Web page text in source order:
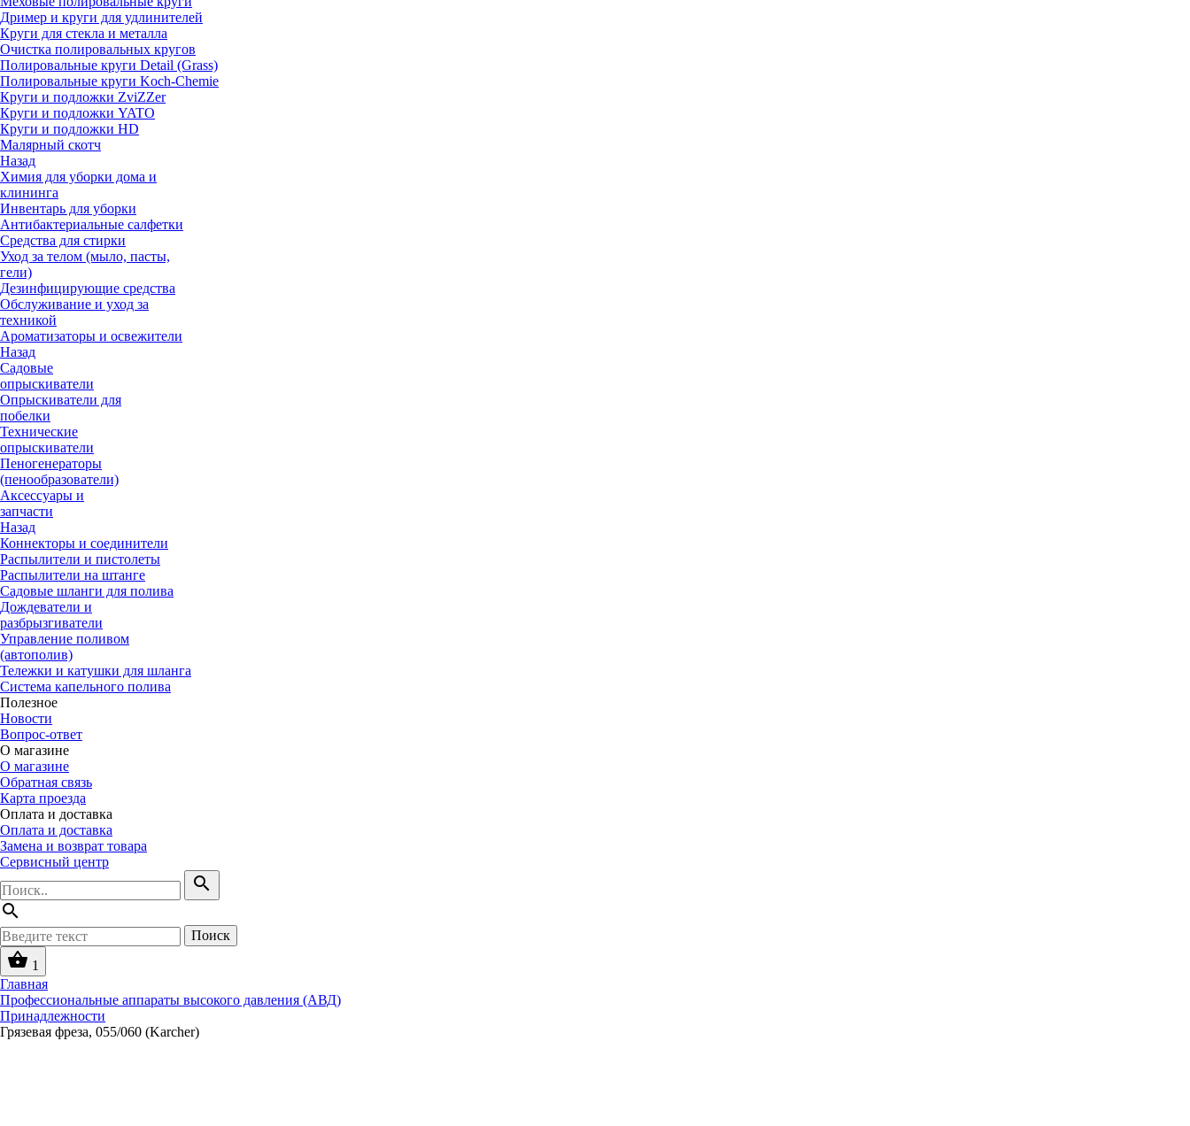
Дример и круги для удлинителей
Круги для стекла и металла
Очистка полировальных кругов
Полировальные круги Detail (Grass)
Полировальные круги Koch-Chemie
Круги и подложки ZviZZer
Круги и подложки YATO
Круги и подложки HD
Малярный скотч
Назад
Химия для уборки дома и
клининга
Инвентарь для уборки
Антибактериальные салфетки
Средства для стирки
Уход за телом (мыло, пасты,
гели)
Дезинфицирующие средства
Обслуживание и уход за
техникой
Ароматизаторы и освежители
Назад
Садовые
опрыскиватели
Опрыскиватели для
побелки
Технические
опрыскиватели
Пеногенераторы
(пенообразователи)
Аксессуары и
запчасти
Назад
Коннекторы и соединители
Распылители и пистолеты
Распылители на штанге
Садовые шланги для полива
Дождеватели и
разбрызгиватели
Управление поливом
(автополив)
Тележки и катушки для шланга
Система капельного полива
Полезное
Новости
Вопрос-ответ
О магазине
О магазине
Обратная связь
Карта проезда
Оплата и доставка
Оплата и доставка
Замена и возврат товара
Сервисный центр
search
search
Поиск
shopping_basket 1
Главная
Профессиональные аппараты высокого давления (АВД)
Принадлежности
Грязевая фреза, 055/060 (Karcher)